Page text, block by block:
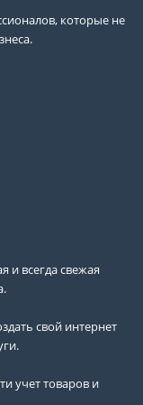
которые не
и всегда свежая
свой интернет
учет товаров и